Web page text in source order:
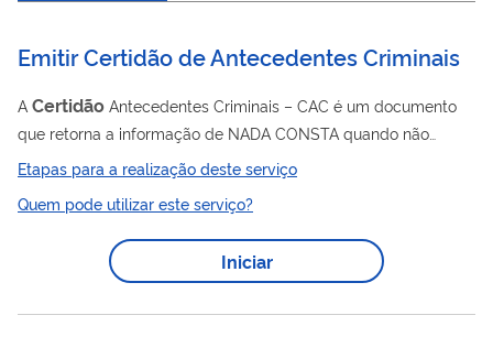
Emitir Certidão de Antecedentes Criminais
A Certidão Antecedentes Criminais – CAC é um documento
que retorna a informação de NADA CONSTA quando não
houver registro de decisão condenatória com trânsito em
certidãode “consta” neste serviço, pois essa informação
dependerá de confirmação presencial junto à Polícia Federal,
notadamente em razão do número de homônimos existentes.
Criminais (art. 809 do Código de...
Etapas para a realização deste serviço
Quem pode utilizar este serviço?
Iniciar